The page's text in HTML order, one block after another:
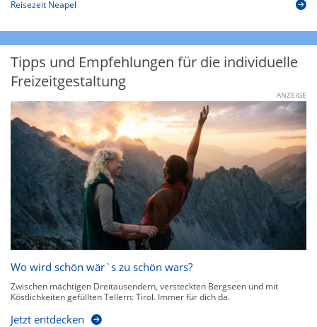
Reisezeit Neapel
Tipps und Empfehlungen für die individuelle
Freizeitgestaltung
ANZEIGE
Wo wird schön wär`s zu schön wars?
Zwischen mächtigen Dreitausendern, versteckten Bergseen und mit
Köstlichkeiten gefüllten Tellern: Tirol. Immer für dich da.
Jetzt entdecken